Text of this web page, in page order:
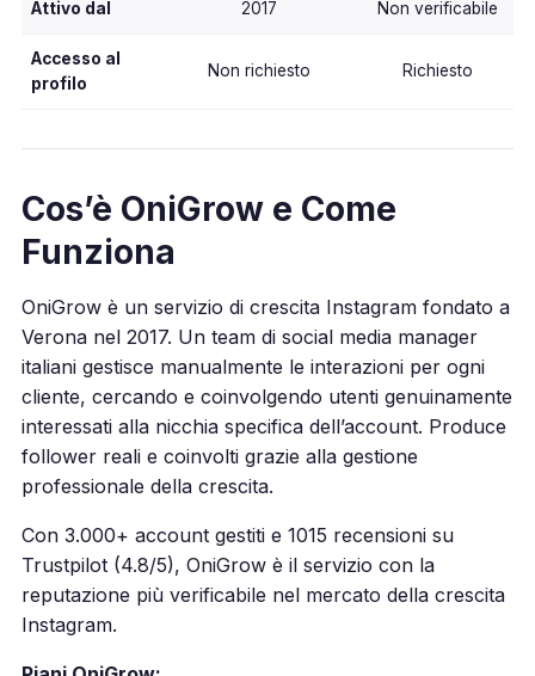
Attivo dal 2017 Non verificabile
Accesso al
profilo
Non richiesto Richiesto
Cos’è OniGrow e Come
Funziona
OniGrow è un servizio di crescita Instagram fondato a
Verona nel 2017. Un team di social media manager
italiani gestisce manualmente le interazioni per ogni
cliente, cercando e coinvolgendo utenti genuinamente
interessati alla nicchia specifica dell’account. Produce
follower reali e coinvolti grazie alla gestione
professionale della crescita.
Con 3.000+ account gestiti e 1015 recensioni su
Trustpilot (4.8/5), OniGrow è il servizio con la
reputazione più verificabile nel mercato della crescita
Instagram.